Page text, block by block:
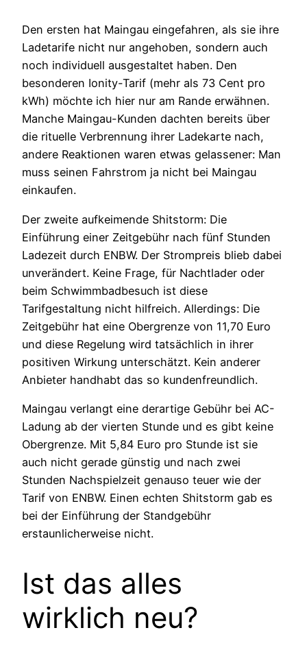
Den ersten hat Maingau eingefahren, als sie ihre
Ladetarife nicht nur angehoben, sondern auch
noch individuell ausgestaltet haben. Den
besonderen Ionity-Tarif (mehr als 73 Cent pro
kWh) möchte ich hier nur am Rande erwähnen.
Manche Maingau-Kunden dachten bereits über
die rituelle Verbrennung ihrer Ladekarte nach,
andere Reaktionen waren etwas gelassener: Man
muss seinen Fahrstrom ja nicht bei Maingau
einkaufen.
Der zweite aufkeimende Shitstorm: Die
Einführung einer Zeitgebühr nach fünf Stunden
Ladezeit durch ENBW. Der Strompreis blieb dabei
unverändert. Keine Frage, für Nachtlader oder
beim Schwimmbadbesuch ist diese
Tarifgestaltung nicht hilfreich. Allerdings: Die
Zeitgebühr hat eine Obergrenze von 11,70 Euro
und diese Regelung wird tatsächlich in ihrer
positiven Wirkung unterschätzt. Kein anderer
Anbieter handhabt das so kundenfreundlich.
Maingau verlangt eine derartige Gebühr bei AC-
Ladung ab der vierten Stunde und es gibt keine
Obergrenze. Mit 5,84 Euro pro Stunde ist sie
auch nicht gerade günstig und nach zwei
Stunden Nachspielzeit genauso teuer wie der
Tarif von ENBW. Einen echten Shitstorm gab es
bei der Einführung der Standgebühr
erstaunlicherweise nicht.
Ist das alles
wirklich neu?